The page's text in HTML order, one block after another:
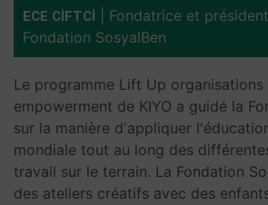
ECE CİFTCİ
Fondatrice et
Fondation SosyalBen
Le programme Lift Up
empowerment de KIYO a guidé la
sur la manière d'appliquer
mondiale tout au long des
travail sur le terrain. La Fondation
des ateliers créatifs avec des